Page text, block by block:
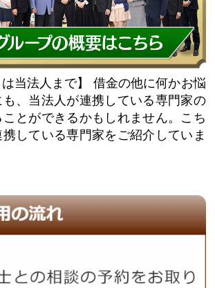
当法人まで】
借金の他に何かお悩
、当法人が連携している専門家の
とができるかもしれません。こち
している専門家をご紹介していま